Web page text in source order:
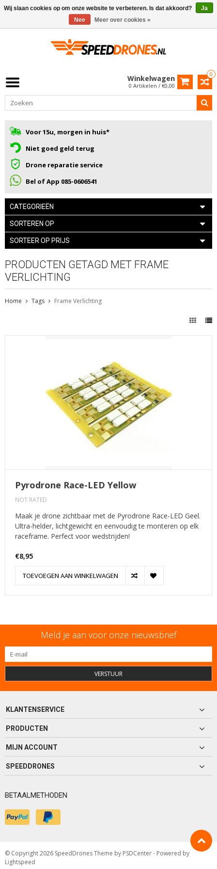
0
Winkelwagen
0 Artikelen / €0,00
Voor 15u, morgen in huis*
Niet goed geld terug
Drone reparatie service
Bel of App 085-0606541
CATEGORIEËN
SORTEREN OP
SORTEER OP PRIJS
PRODUCTEN GETAGD MET FRAME
VERLICHTING
Home Tags Frame Verlichting
Pyrodrone Race-LED Yellow
NOT RATED
Maak je drone zichtbaar met de Pyrodrone Race-LED Geel.
Ultra-helder, lichtgewicht en eenvoudig te monteren op elk
raceframe. Perfect voor wedstrijden!
€8,95
TOEVOEGEN AAN WINKELWAGEN
Meld je aan voor onze nieuwsbrief
VERSTUUR
KLANTENSERVICE
PRODUCTEN
MIJN ACCOUNT
SPEEDDRONES
BETAALMETHODEN
© Copyright 2026 SpeedDrones Theme by PSDCenter- Powered by
Lightspeed
Wij slaan cookies op om onze website te verbeteren. Is dat akkoord?
Ja
Nee
Meer over cookies »